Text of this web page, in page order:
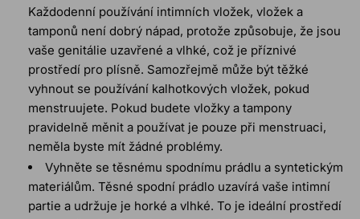
Každodenní používání intimních vložek, vložek a
tamponů není dobrý nápad, protože způsobuje, že jsou
vaše genitálie uzavřené a vlhké, což je příznivé
prostředí pro plísně. Samozřejmě může být těžké
vyhnout se používání kalhotkových vložek, pokud
menstruujete. Pokud budete vložky a tampony
pravidelně měnit a používat je pouze při menstruaci,
neměla byste mít žádné problémy.
Vyhněte se těsnému spodnímu prádlu a syntetickým
materiálům. Těsné spodní prádlo uzavírá vaše intimní
partie a udržuje je horké a vlhké. To je ideální prostředí